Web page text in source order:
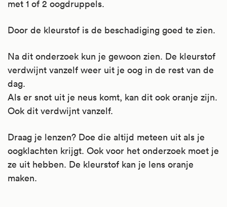
met 1 of 2 oogdruppels.
Door de kleurstof is de beschadiging goed te zien.
Na dit onderzoek kun je gewoon zien. De kleurstof
verdwijnt vanzelf weer uit je oog in de rest van de
dag.
Als er snot uit je neus komt, kan dit ook oranje zijn.
Ook dit verdwijnt vanzelf.
Draag je lenzen? Doe die altijd meteen uit als je
oogklachten krijgt. Ook voor het onderzoek moet je
ze uit hebben. De kleurstof kan je lens oranje
maken.